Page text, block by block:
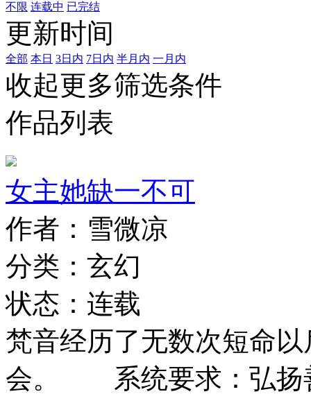
不限 连载中 已完结
更新时间
全部 本日 3日内 7日内 半月内 一月内
收起更多筛选条件
作品列表
女主她缺一不可
作者：雪微凉
分类：玄幻
状态：连载
梵音经历了无数次短命
会。 系统要求：弘扬